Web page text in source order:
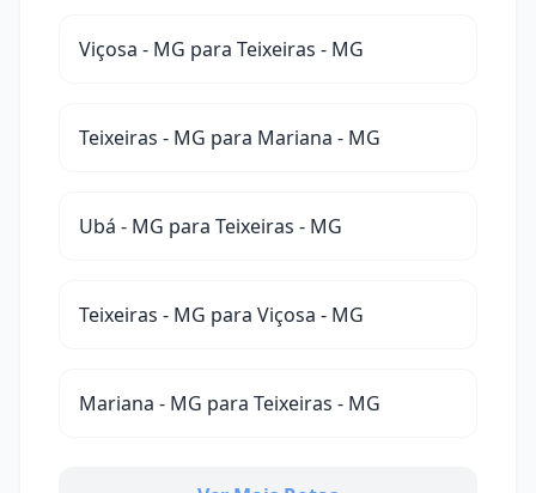
Viçosa - MG para Teixeiras - MG
Teixeiras - MG para Mariana - MG
Ubá - MG para Teixeiras - MG
Teixeiras - MG para Viçosa - MG
Mariana - MG para Teixeiras - MG